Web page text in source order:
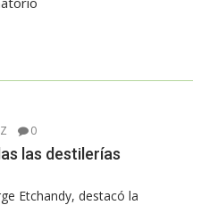
0
las destilerías
Etchandy, destacó la